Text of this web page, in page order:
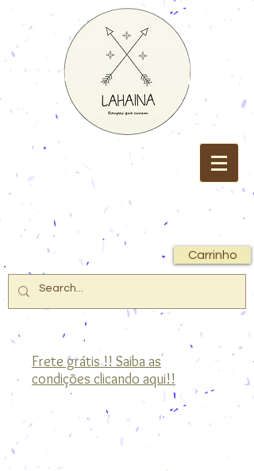
Carrinho
Frete grátis !! Saiba as
condições clicando aqui!!